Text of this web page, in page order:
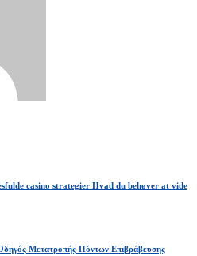
casino strategier Hvad du behøver at vide
Μετατροπής Πόντων Επιβράβευσης